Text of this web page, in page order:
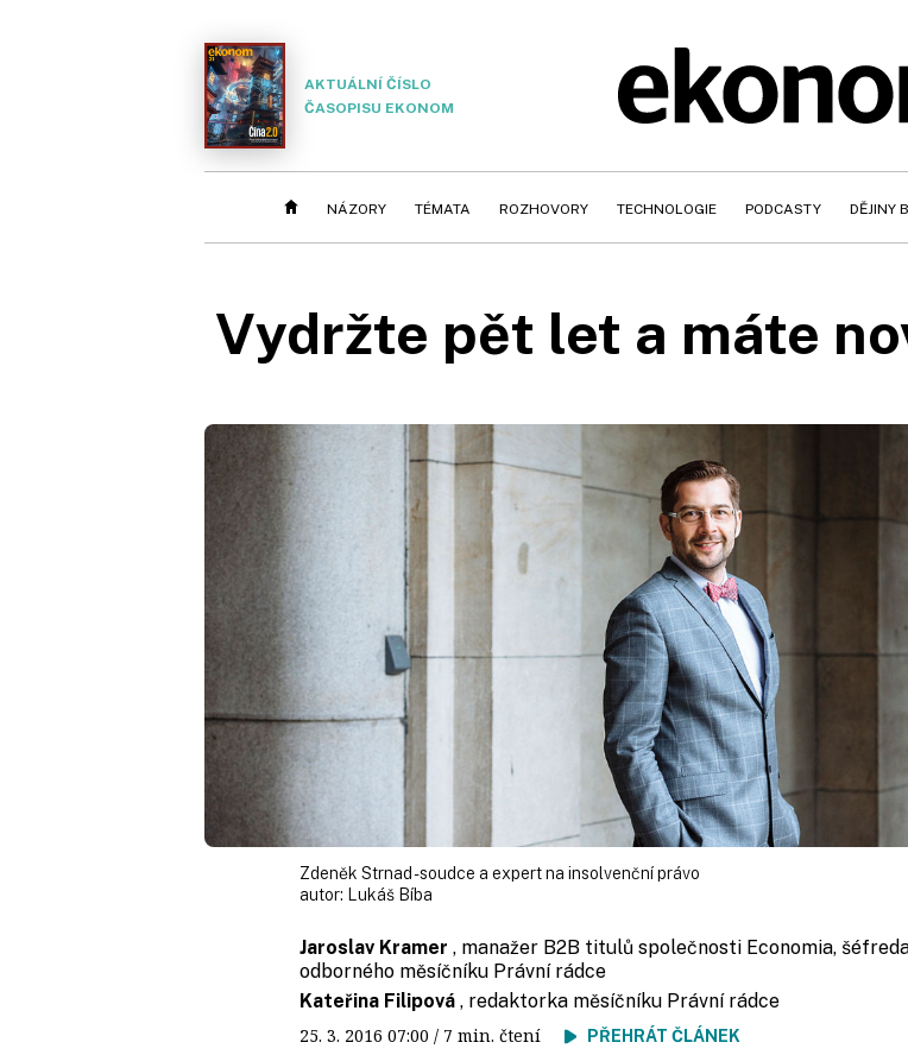
AKTUÁLNÍ ČÍSLO
ČASOPISU EKONOM
NÁZORY TÉMATA ROZHOVORY TECHNOLOGIE PODCASTY DĚJINY
Vydržte pět let a máte
Zdeněk Strnad - soudce a expert na insolvenční právo
autor: Lukáš Bíba
Jaroslav Kramer , manažer B2B titulů společnosti Economia,
odborného měsíčníku Právní rádce
Kateřina Filipová , redaktorka měsíčníku Právní rádce
25. 3. 2016 07:00 / 7 min. čtení PŘEHRÁT ČLÁNEK